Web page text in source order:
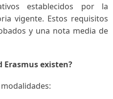
establecidos por la
vigente. Estos requisitos
y una nota media de
Erasmus existen?